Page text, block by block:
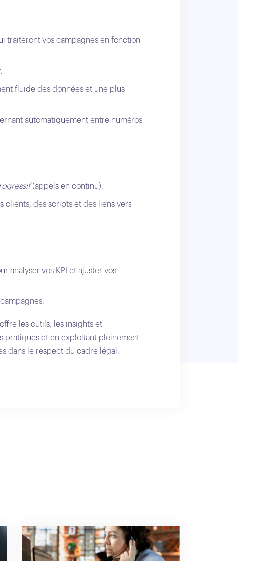
traiteront vos campagnes en fonction
fluide des données et une plus
automatiquement entre numéros
(appels en continu).
clients, des scripts et des liens vers
analyser vos KPI et ajuster vos
les outils, les insights et
pratiques et en exploitant pleinement
dans le respect du cadre légal.